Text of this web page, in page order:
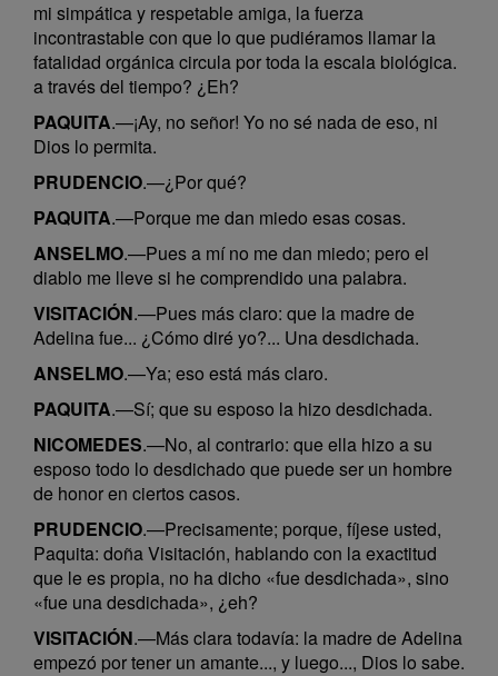
mi simpática y respetable amiga, la fuerza
incontrastable con que lo que pudiéramos llamar la
fatalidad orgánica circula por toda la escala biológica.
a través del tiempo? ¿Eh?
PAQUITA.—¡Ay, no señor! Yo no sé nada de eso, ni
Dios lo permita.
PRUDENCIO.—¿Por qué?
PAQUITA.—Porque me dan miedo esas cosas.
ANSELMO.—Pues a mí no me dan miedo; pero el
diablo me lleve si he comprendido una palabra.
VISITACIÓN.—Pues más claro: que la madre de
Adelina fue... ¿Cómo diré yo?... Una desdichada.
ANSELMO.—Ya; eso está más claro.
PAQUITA.—Sí; que su esposo la hizo desdichada.
NICOMEDES.—No, al contrario: que ella hizo a su
esposo todo lo desdichado que puede ser un hombre
de honor en ciertos casos.
PRUDENCIO.—Precisamente; porque, fíjese usted,
Paquita: doña Visitación, hablando con la exactitud
que le es propia, no ha dicho «fue desdichada», sino
«fue una desdichada», ¿eh?
VISITACIÓN.—Más clara todavía: la madre de Adelina
empezó por tener un amante..., y luego..., Dios lo sabe.